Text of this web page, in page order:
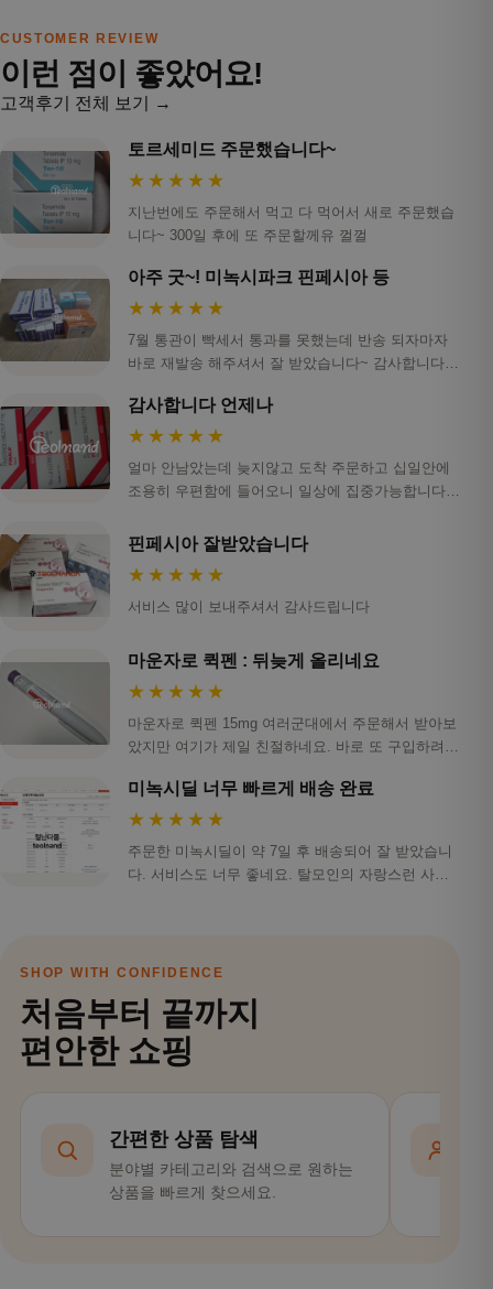
CUSTOMER REVIEW
이런 점이 좋았어요!
고객후기 전체 보기 →
토르세미드 주문했습니다~
★★★★★
지난번에도 주문해서 먹고 다 먹어서 새로 주문했습
니다~ 300일 후에 또 주문할께유 껄껄
아주 굿~! 미녹시파크 핀페시아 등
★★★★★
7월 통관이 빡세서 통과를 못했는데 반송 되자마자
바로 재발송 해주셔서 잘 받았습니다~ 감사합니다!
감사합니다 언제나
★★★★★
얼마 안남았는데 늦지않고 도착 주문하고 십일안에
조용히 우편함에 들어오니 일상에 집중가능합니다.
핀페시아 잘받았습니다
★★★★★
서비스 많이 보내주셔서 감사드립니다
마운자로 퀵펜 : 뒤늦게 올리네요
★★★★★
마운자로 퀵펜 15mg 여러군대에서 주문해서 받아보
았지만 여기가 제일 친절하네요. 바로 또 구입하려하
미녹시딜 너무 빠르게 배송 완료
★★★★★
주문한 미녹시딜이 약 7일 후 배송되어 잘 받았습니
다. 서비스도 너무 좋네요. 탈모인의 자랑스런 사이
SHOP WITH CONFIDENCE
처음부터 끝까지
편안한 쇼핑
간편한 상품 탐색
분야별 카테고리와 검색으로 원하는
상품을 빠르게 찾으세요.